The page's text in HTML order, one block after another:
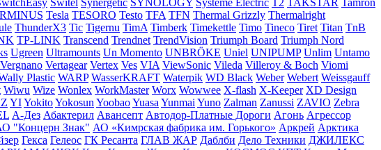
Tesla TESORO Testo TFA TFN Thermal Grizzly Thermalright
ThunderX3 Tic Tigernu TimA Timberk Timekettle Timo Tineco Tiret Titan TnB
TP-LINK Transcend Trendnet TrendVision Triumph Board Triumph Nord
Ugreen Ultramounts Un Momento UNBRÖKE Uniel UNIPUMP Unlim Untamo
Vergnano Vertagear Vertex Ves VIA ViewSonic Vileda Villeroy & Boch Viomi
Plastic WARP WasserKRAFT Waterpik WD Black Weber Webert Weissgauff
Wiwu Wize Wonlex WorkMaster Worx Wowwee X-flash X-Keeper XD Design
YIYokitoYokosun YoobaoYuasa Yunmai Yuno Zalman Zanussi ZAVIO Zebra
А-Дез Абактерил Авансепт Автодор-Платные Дороги Агонь Агрессор
"Концерн Знак" АО «Кимрская фабрика им. Горького» Аркрей Арктика
Гекса Гелеос ГК Ресанта ГЛАВ ЖАР Даблби Дело Техники ДЖИЛЕКС